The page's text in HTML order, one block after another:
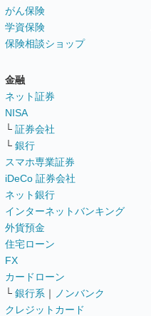
がん保険
学資保険
保険相談ショップ
金融
ネット証券
NISA
└ 証券会社
└ 銀行
スマホ専業証券
iDeCo 証券会社
ネット銀行
インターネットバンキング
外貨預金
住宅ローン
FX
カードローン
└ 銀行系 ｜
ノンバンク
クレジットカード